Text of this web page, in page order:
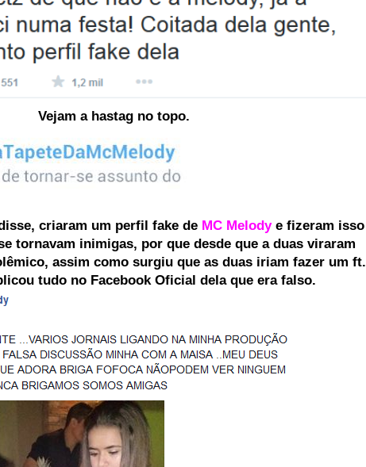
Vejam a hastag no topo.
criaram um perfil fake de MC Melodye fizeram isso
tornavam inimigas, por que desde que a duas viraram
assim como surgiu que as duas iriam fazer um ft.
tudo no Facebook Oficial dela que era falso.